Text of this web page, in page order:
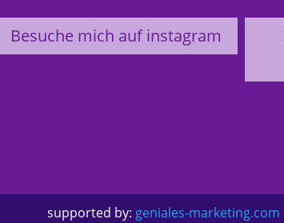
Besuche mich auf instagram
supported by: geniales-marketing.com